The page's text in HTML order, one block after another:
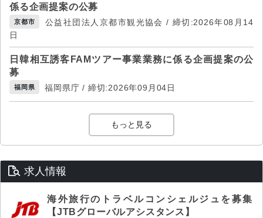
係る企画提案の公募
京都市
公益社団法人京都市観光協会 / 締切:2026年08月14
日
日韓相互誘客FAMツアー事業業務に係る企画提案の公
募
福岡県 福岡県庁 / 締切:2026年09月04日
もっと見る
求人情報
海外旅行のトラベルコンシェルジュを募集
【JTBグローバルアシスタンス】